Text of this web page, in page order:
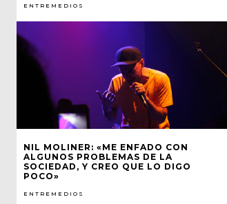
ENTREMEDIOS
NIL MOLINER: «ME ENFADO CON
ALGUNOS PROBLEMAS DE LA
SOCIEDAD, Y CREO QUE LO DIGO
POCO»
ENTREMEDIOS